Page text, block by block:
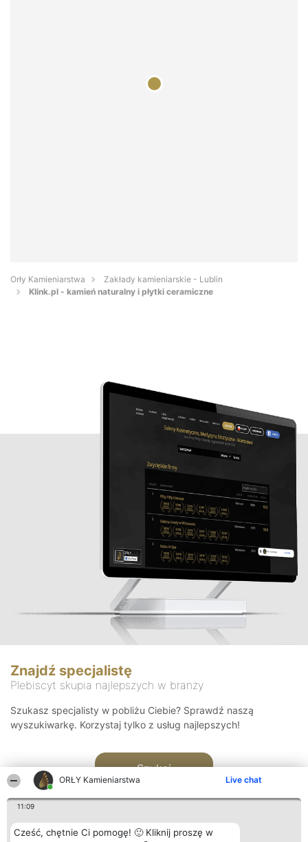
ORŁY Kamieniarstwa Live chat
11:09
Cześć, chętnie Ci pomogę! 🙂 Kliknij proszę w
Orły Kamieniarstwa
Zakłady kamieniarskie - Lublin
Klink.pl - kamień naturalny i płytki ceramiczne
Znajdź specjalistę
Plebiscyt skupia najlepszych w branży
Szukasz specjalisty w pobliżu Ciebie? Sprawdź naszą
wyszukiwarkę. Korzystaj tylko z usług najlepszych!
Szukaj